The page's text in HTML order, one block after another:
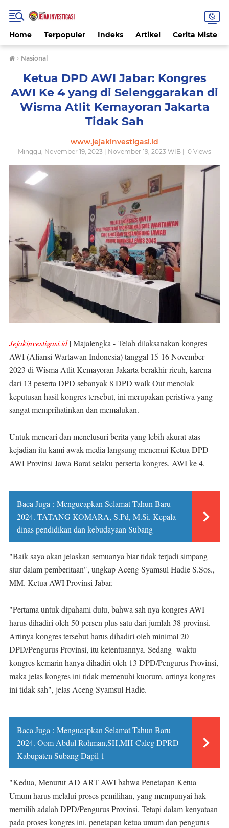
Home Terpopuler Indeks Artikel Cerita Misteri
› Nasional
Ketua DPD AWI Jabar: Kongres
AWI Ke 4 yang di Selenggarakan di
Wisma Atlit Kemayoran Jakarta
Tidak Sah
www.jejakinvestigasi.id
Minggu, November 19, 2023 | November 19, 2023 WIB | 0 Views
Jejakinvestigasi.id| Majalengka - Telah dilaksanakan kongres
AWI (Aliansi Wartawan Indonesia) tanggal 15-16 November
2023 di Wisma Atlit Kemayoran Jakarta berakhir ricuh, karena
dari 13 peserta DPD sebanyak 8 DPD walk Out menolak
keputusan hasil kongres tersebut, ini merupakan peristiwa yang
sangat memprihatinkan dan memalukan.
Untuk mencari dan menelusuri berita yang lebih akurat atas
kejadian itu kami awak media langsung menemui Ketua DPD
AWI Provinsi Jawa Barat selaku perserta kongres. AWI ke 4.
Baca Juga : Mengucapkan Selamat Tahun Baru
2024. TATANG KOMARA, S.Pd, M.Si. Kepala
dinas pendidikan dan kebudayaan Subang
"Baik saya akan jelaskan semuanya biar tidak terjadi simpang
siur dalam pemberitaan", ungkap Aceng Syamsul Hadie S.Sos.,
MM. Ketua AWI Provinsi Jabar.
"Pertama untuk dipahami dulu, bahwa sah nya kongres AWI
harus dihadiri oleh 50 persen plus satu dari jumlah 38 provinsi.
Artinya kongres tersebut harus dihadiri oleh minimal 20
DPD/Pengurus Provinsi, itu ketentuannya. Sedang waktu
kongres kemarin hanya dihadiri oleh 13 DPD/Pengurus Provinsi,
maka jelas kongres ini tidak memenuhi kuorum, artinya kongres
ini tidak sah", jelas Aceng Syamsul Hadie.
Baca Juga : Mengucapkan Selamat Tahun Baru
2024. Oom Abdul Rohman,SH,MH Caleg DPRD
Kabupaten Subang Dapil 1
"Kedua, Menurut AD ART AWI bahwa Penetapan Ketua
Umum harus melalui proses pemilihan, yang mempunyai hak
memilih adalah DPD/Pengurus Provinsi. Tetapi dalam kenyataan
pada proses kongres ini, penetapan ketua umum dan pengurus